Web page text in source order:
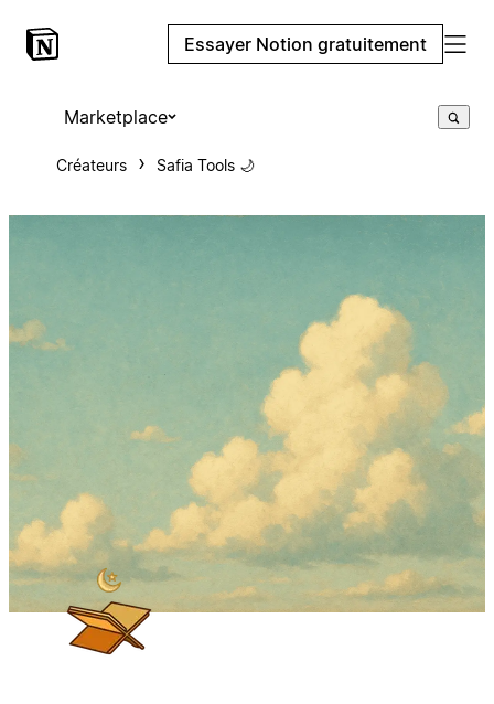
Essayer Notion gratuitement
Marketplace
Créateurs Safia Tools 🌙